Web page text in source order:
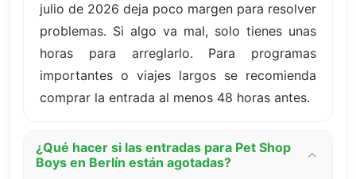
julio de 2026 deja poco margen para resolver
problemas. Si algo va mal, solo tienes unas
horas para arreglarlo. Para programas
importantes o viajes largos se recomienda
comprar la entrada al menos 48 horas antes.
¿Qué hacer si las entradas para Pet Shop
Boys en Berlín están agotadas?